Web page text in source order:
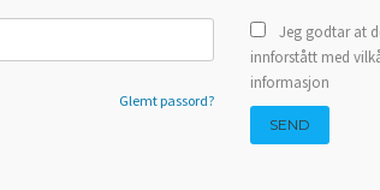
Glemt passord?
Jeg godtar at
innforstått med
informasjon